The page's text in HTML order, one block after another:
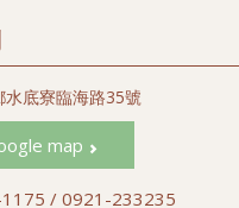
盒 (#彩色蓮霧禮盒)
(#綠色蓮霧)
飛彈蓮霧)
巴掌蓮霧)
子彈蓮霧)
水底寮臨海路35號
map
/ 0921-233235